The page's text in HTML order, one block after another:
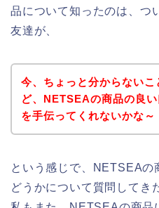
品について知ったのは、つ
友達が、
今、ちょっと分からないこ
ど、NETSEAの商品の良
を手伝ってくれないかな～
という感じで、NETSEAの
どうかについて質問してき